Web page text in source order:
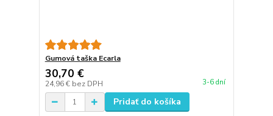
Gumová taška Ecarla
30,70 €
24,96 € bez DPH 3-6 dní
Pridať do košíka